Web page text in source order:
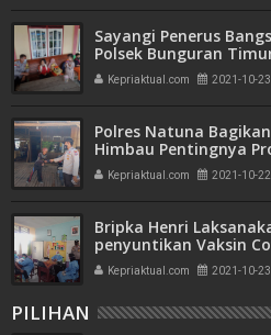
Sayangi Penerus
Polsek Bunguran
Kepriaktual.com 2021-10-23
Polres Natuna
Himbau Pentingnya
Kepriaktual.com 2021-10-22
Bripka Henri
penyuntikan Vaksin
Kepriaktual.com 2021-10-23
PILIHAN